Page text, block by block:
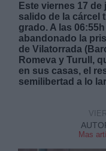
Este viernes 17
salido de la cárcel
grado. A las
abandonado la
de Vilatorrada
Romeva y Turull,
en sus casas, el
semilibertad a lo
Mas
Destinatarios: